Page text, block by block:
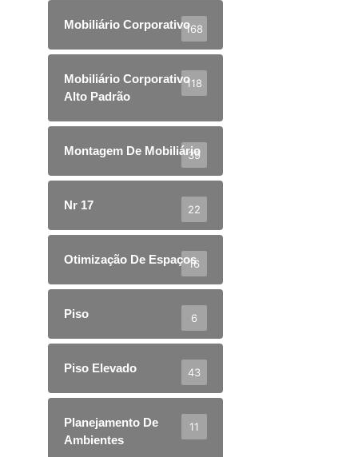
Mobiliário Corporativo168
Mobiliário Corporativo
Alto Padrão
118
Montagem De Mobiliário
39
Nr 17 22
Otimização De Espaços
16
Piso 6
Piso Elevado 43
Planejamento De
Ambientes
11